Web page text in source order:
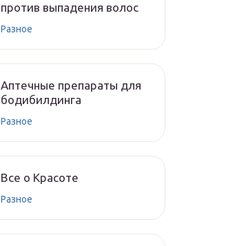
против выпадения волос
Разное
Аптечные препараты для
бодибилдинга
Разное
Все о Красоте
Разное